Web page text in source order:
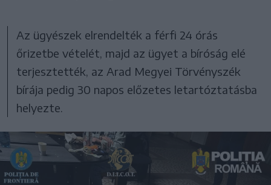
Az ügyészek elrendelték a férfi 24 órás
őrizetbe vételét, majd az ügyet a bíróság elé
terjesztették, az Arad Megyei Törvényszék
bírája pedig 30 napos előzetes letartóztatásba
helyezte.